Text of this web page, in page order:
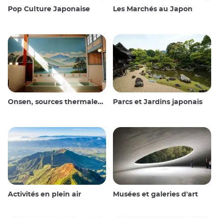
Pop Culture Japonaise Les Marchés au Japon
Onsen, sources thermales et bains publics Parcs et Jardins japonais
Activités en plein air Musées et galeries d'art